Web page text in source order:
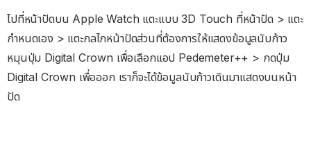
ไปที่หน้าปัดบน Apple Watch แตะแบบ 3D Touch ที่หน้าปัด > แตะ
กำหนดเอง > แตะกลไกหน้าปัดส่วนที่ต้องการให้แสดงข้อมูลนับก้าว
หมุนปุ่ม Digital Crown เพื่อเลือกแอป Pedemeter++ > กดปุ่ม
Digital Crown เพื่อออก เราก็จะได้ข้อมูลนับก้าวเดินมาแสดงบนหน้า
ปัด